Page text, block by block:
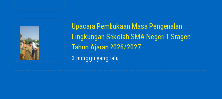
Upacara Pembukaan Masa Pengenalan
Lingkungan Sekolah SMA Negeri 1 Sragen
Tahun Ajaran 2026/2027
3 minggu yang lalu